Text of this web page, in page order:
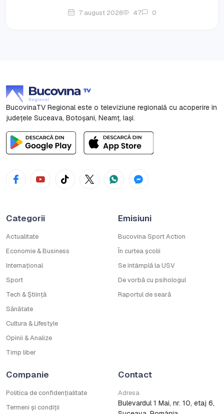
7 august 2026 47 0
BucovinaTV Regional este o televiziune regională cu acoperire în
județele Suceava, Botoşani, Neamț, Iași.
Categorii
Actualitate
Economie & Business
Internațional
Sport
Tech & Știință
Sănătate
Cultura & Lifestyle
Opinii & Analize
Timp liber
Emisiuni
Bucovina Sport Action
În curtea școlii
Se întâmplă la USV
De vorbă cu psihologul
Raportul de seară
Companie
Politica de confidențialitate
Termeni și condiții
Contact
Adresa
Bulevardul 1 Mai, nr. 10, etaj 6,